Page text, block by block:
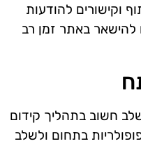
וקישורים להודעות
להישאר באתר זמן רב
חשוב בתהליך קידום
בתחום ולשלב